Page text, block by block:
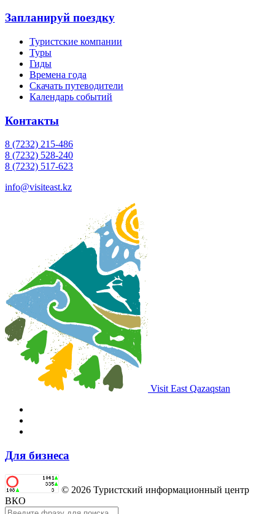
Запланируй поездку
Туристские компании
Туры
Гиды
Времена года
Скачать путеводители
Календарь событий
Контакты
8 (7232) 215-486
8 (7232) 528-240
8 (7232) 517-623
info@visiteast.kz
Visit East Qazaqstan
Для бизнеса
© 2026 Туристский информационный центр
ВКО